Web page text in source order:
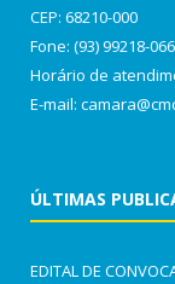
CEP: 68210-000
Fone: (93) 99218-
Horário de
E-mail:
ÚLTIMAS
EDITAL DE